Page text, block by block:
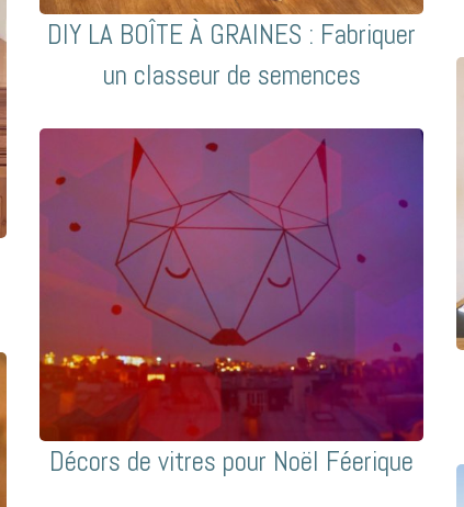
DIY LA BOÎTE À GRAINES : Fabriquer
un classeur de semences
Décors de vitres pour Noël Féerique